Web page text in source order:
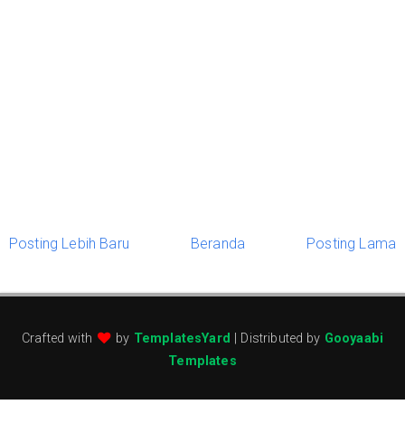
Posting Lebih Baru Beranda Posting Lama
Crafted with by TemplatesYard | Distributed by Gooyaabi
Templates